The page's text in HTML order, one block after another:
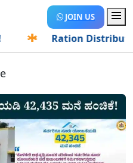
JOIN US
Ration Distribution-